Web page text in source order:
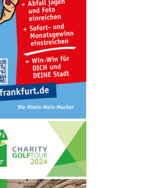
Mattias Steiner ist der Hahn im Korb und posiert mit seiner